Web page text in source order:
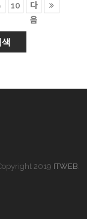
10
다
음
2019 ITWEB.